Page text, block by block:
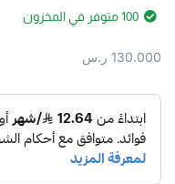
100 متوفر في المخزون
130.000 ر.س